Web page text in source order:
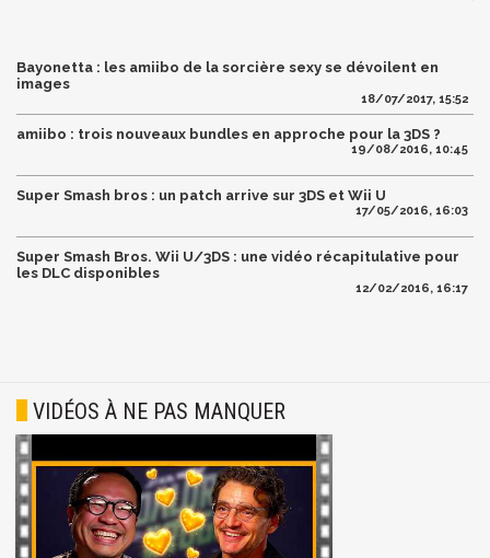
Bayonetta : les amiibo de la sorcière sexy se dévoilent en
images
18/07/2017, 15:52
amiibo : trois nouveaux bundles en approche pour la 3DS ?
19/08/2016, 10:45
Super Smash bros : un patch arrive sur 3DS et Wii U
17/05/2016, 16:03
Super Smash Bros. Wii U/3DS : une vidéo récapitulative pour
les DLC disponibles
12/02/2016, 16:17
VIDÉOS À NE PAS MANQUER